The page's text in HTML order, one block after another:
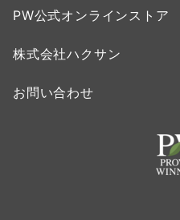
PW公式オンラインストア
株式会社ハクサン
お問い合わせ